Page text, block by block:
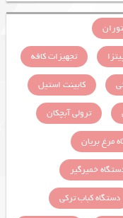
تجهیزات کافه
کابینت استیل
ترولی آبچکان
مرغ بریان
خمیرگیر
دستگاه کباب ترکی